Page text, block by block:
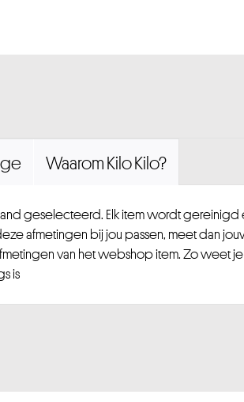
Waarom Kilo Kilo?
geselecteerd. Elk item wordt gereinigd
afmetingen bij jou passen, meet dan
van het webshop item. Zo weet
is